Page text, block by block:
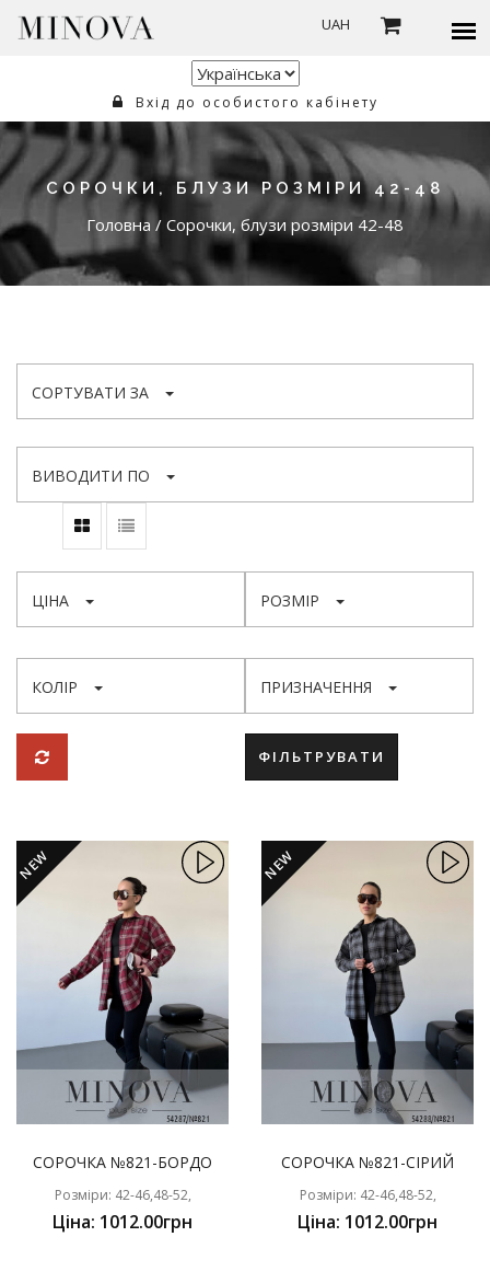
UAH
Вхід до особистого кабінету
СОРОЧКИ, БЛУЗИ РОЗМІРИ 42-48
Головна / Сорочки, блузи розміри 42-48
СОРТУВАТИ ЗА
ВИВОДИТИ ПО
ЦІНА РОЗМІР
КОЛІР ПРИЗНАЧЕННЯ
ФІЛЬТРУВАТИ
NEW
СОРОЧКА №821-БОРДО
Розміри: 42-46,48-52,
Ціна: 1012.00грн
NEW
СОРОЧКА №821-СІРИЙ
Розміри: 42-46,48-52,
Ціна: 1012.00грн